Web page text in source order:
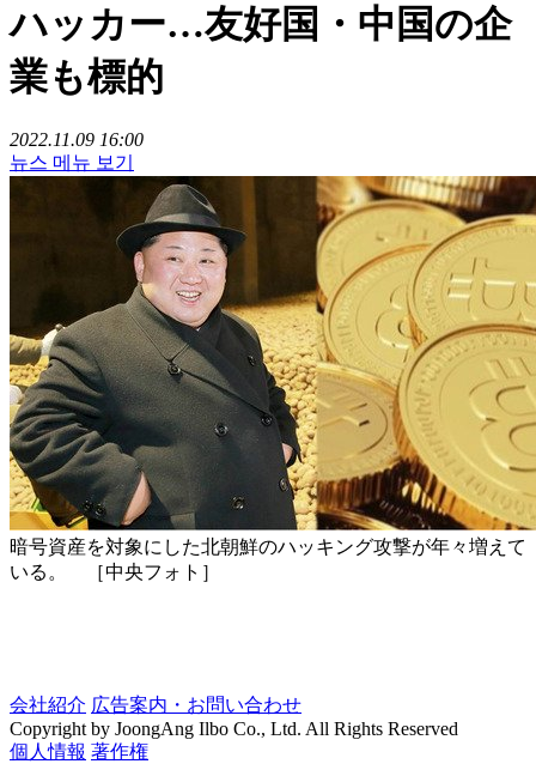
ハッカー…友好国・中国の企
業も標的
2022.11.09 16:00
뉴스 메뉴 보기
暗号資産を対象にした北朝鮮のハッキング攻撃が年々増えて
いる。 ［中央フォト］
会社紹介 広告案内・お問い合わせ
Copyright by JoongAng Ilbo Co., Ltd. All Rights Reserved
個人情報 著作権